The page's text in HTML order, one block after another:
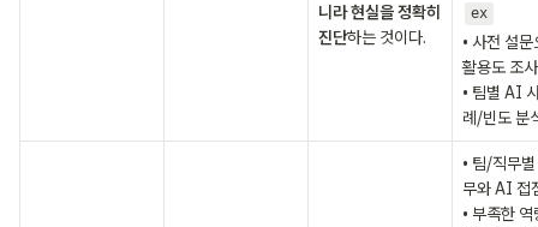
니라 현실을 정확히
진단하는 것이다.
ex
• 사전 설
활용도 조사
• 팀별 AI
례/빈도 분
• 팀/직무
무와 AI 접
• 부족한